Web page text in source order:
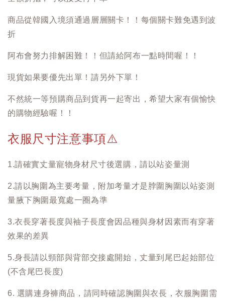
商品從韓國入境須通過層層關卡！！每個關卡難免遇到波
折
阿布會努力排解困難！！但請給阿布一點時間喔！！
現貨如果要優先出單！請另外下單！
不然統一等預購商品到貨再一起寄出，希望大家有個愉快
的購物經驗喔！！
衣服尺寸注意事項⚠️
1.請確實丈量寵物身材尺寸後選購，請以站姿量測
2.請以胸圍為主要考量，附加考量才是脖圍胸圍以站姿測
量腋下胸圍最寬處一圈為準
3.衣長穿著長度與袖子長度會因品種與身材因素而有穿著
效果的差異
5.身長請以頸部與背部交接處開始，丈量到尾巴起始部位
(不含尾巴長度)
6. 選購連身褲商品，請同時確認胸圍與衣長，衣服胸圍需